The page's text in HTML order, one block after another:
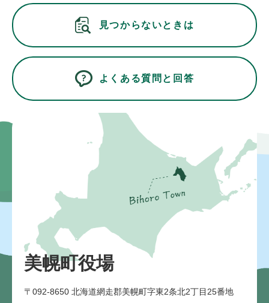
見つからないときは
よくある質問と回答
美幌町役場
〒092-8650 北海道網走郡美幌町字東2条北2丁目25番地